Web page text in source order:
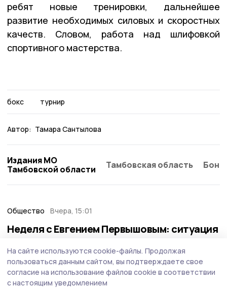
ребят новые тренировки, дальнейшее
развитие необходимых силовых и скоростных
качеств. Словом, работа над шлифовкой
спортивного мастерства.
бокс турнир
Автор: Тамара Сантылова
Издания МО
Тамбовской области
Тамбовская область
Общество Вчера, 15:01
Неделя с Евгением Первышовым: ситуация
приоритеты образования
Губернатор держит на контроле ситуацию с бензином,
требует навести порядок с мусором в Тамбове.
На сайте используются cookie-файлы. Продолжая
пользоваться данным сайтом, вы подтверждаете свое
согласие на использование файлов cookie в соответствии
с настоящим уведомлением